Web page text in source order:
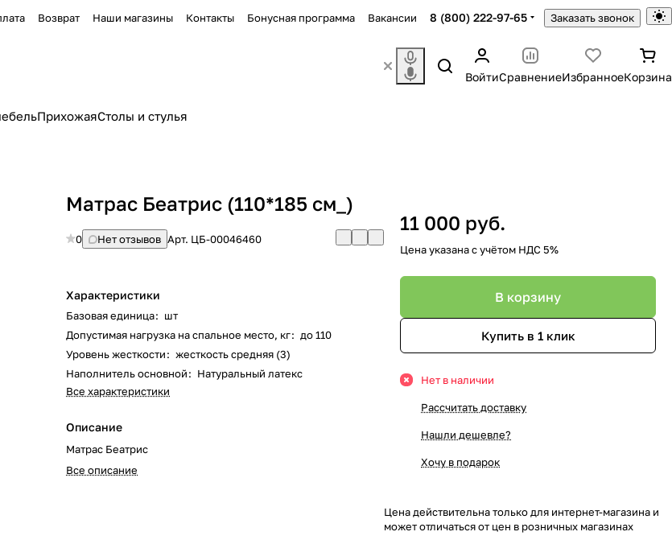
Возврат Наши магазины Контакты Бонусная программа Вакансии 8 (800) 222-97-65 Заказать звонок
ВойтиСравнениеИзбранноеКорзина
ПрихожаяСтолы и стулья
Матрас Беатрис (110*185 см_)
0 Нет отзывов Арт. ЦБ-00046460
Характеристики
Базовая единица: шт
Допустимая нагрузка на спальное место, кг: до 110
Уровень жесткости: жесткость средняя (3)
Наполнитель основной: Натуральный латекс
Все характеристики
Описание
Матрас Беатрис
Все описание
11 000 руб.
Цена указана с учётом НДС 5%
В корзину
Купить в 1 клик
Нет в наличии
Рассчитать доставку
Нашли дешевле?
Хочу в подарок
Цена действительна только для интернет-магазина и
может отличаться от цен в розничных магазинах